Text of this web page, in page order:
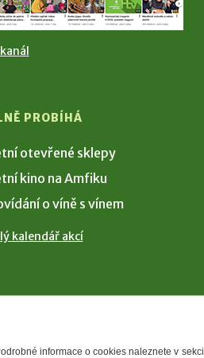
PROBÍHÁ
otevřené sklepy
kino na Amfiku
o víně s vínem
kalendář akcí
informace o cookies naleznete v sekci